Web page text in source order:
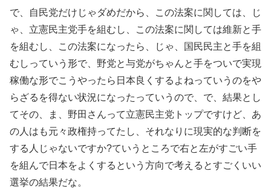
で、自民党だけじゃダめだから、この法案に関しては、じ
ゃ、立憲民主党手を組むし、この法案に関しては維新と手
を組むし、この法案になったら、じゃ、国民民主と手を組
むしっていう形で、野党と与党がちゃんと手をついで実現
稼働な形でこうやったら日本良くするよねっていうのをや
らざるを得ない状況になったっていうので、で、結果とし
てその、ま、野田さんって立憲民主党トップですけど、あ
の人はも元々政権持ってたし、それなりに現実的な判断を
する人じゃないですか?ていうところで右と左がすごい手
を組んで日本をよくするという方向で考えるとすごくいい
選挙の結果だな。